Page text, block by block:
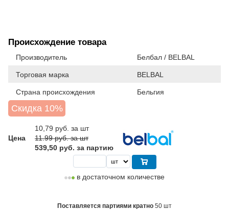
Происхождение товара
Производитель Белбал / BELBAL
Торговая марка BELBAL
Страна происхождения Бельгия
Скидка 10%
Цена
10,79 руб. за шт
11.99 руб. за шт
539,50 руб. за партию
в достаточном количестве
Поставляется партиями кратно 50 шт